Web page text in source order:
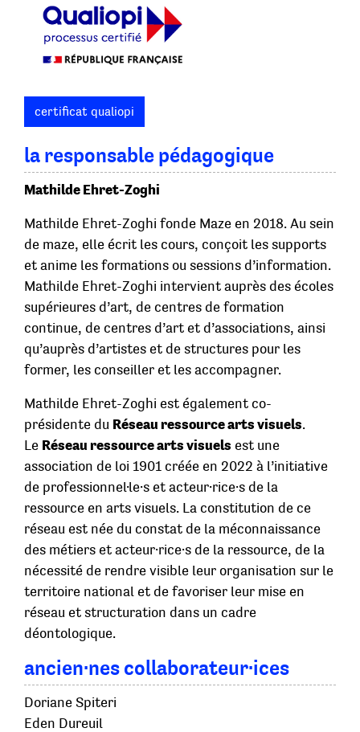
certificat qualiopi
la responsable pédagogique
Mathilde Ehret-Zoghi
Mathilde Ehret-Zoghi fonde Maze en 2018. Au sein
de maze, elle écrit les cours, conçoit les supports
et anime les formations ou sessions d’information.
Mathilde Ehret-Zoghi intervient auprès des écoles
supérieures d’art, de centres de formation
continue, de centres d’art et d’associations, ainsi
qu’auprès d’artistes et de structures pour les
former, les conseiller et les accompagner.
Mathilde Ehret-Zoghi est également co-
présidente du Réseau ressource arts visuels.
Le Réseau ressource arts visuels est une
association de loi 1901 créée en 2022 à l’initiative
de professionnel·le·s et acteur·rice·s de la
ressource en arts visuels. La constitution de ce
réseau est née du constat de la méconnaissance
des métiers et acteur·rice·s de la ressource, de la
nécessité de rendre visible leur organisation sur le
territoire national et de favoriser leur mise en
réseau et structuration dans un cadre
déontologique.
ancien·nes collaborateur·ices
Doriane Spiteri
Eden Dureuil